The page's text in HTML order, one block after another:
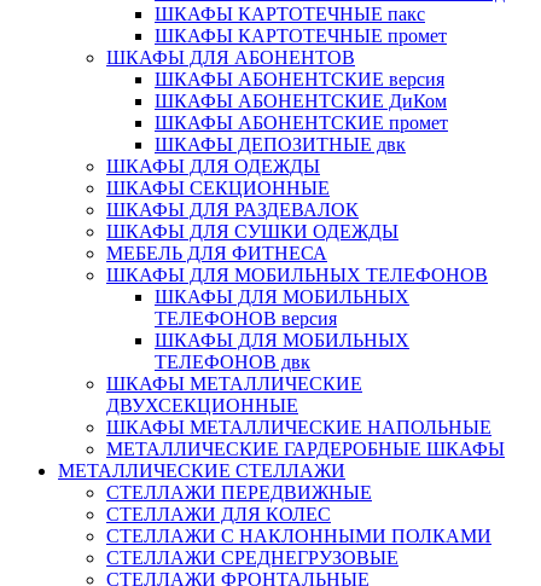
ШКАФЫ КАРТОТЕЧНЫЕ пакс
ШКАФЫ КАРТОТЕЧНЫЕ промет
ШКАФЫ ДЛЯ АБОНЕНТОВ
ШКАФЫ АБОНЕНТСКИЕ версия
ШКАФЫ АБОНЕНТСКИЕ ДиКом
ШКАФЫ АБОНЕНТСКИЕ промет
ШКАФЫ ДЕПОЗИТНЫЕ двк
ШКАФЫ ДЛЯ ОДЕЖДЫ
ШКАФЫ СЕКЦИОННЫЕ
ШКАФЫ ДЛЯ РАЗДЕВАЛОК
ШКАФЫ ДЛЯ СУШКИ ОДЕЖДЫ
МЕБЕЛЬ ДЛЯ ФИТНЕСА
ШКАФЫ ДЛЯ МОБИЛЬНЫХ ТЕЛЕФОНОВ
ШКАФЫ ДЛЯ МОБИЛЬНЫХ
ТЕЛЕФОНОВ версия
ШКАФЫ ДЛЯ МОБИЛЬНЫХ
ТЕЛЕФОНОВ двк
ШКАФЫ МЕТАЛЛИЧЕСКИЕ
ДВУХСЕКЦИОННЫЕ
ШКАФЫ МЕТАЛЛИЧЕСКИЕ НАПОЛЬНЫЕ
МЕТАЛЛИЧЕСКИЕ ГАРДЕРОБНЫЕ ШКАФЫ
МЕТАЛЛИЧЕСКИЕ СТЕЛЛАЖИ
СТЕЛЛАЖИ ПЕРЕДВИЖНЫЕ
СТЕЛЛАЖИ ДЛЯ КОЛЕС
СТЕЛЛАЖИ С НАКЛОННЫМИ ПОЛКАМИ
СТЕЛЛАЖИ СРЕДНЕГРУЗОВЫЕ
СТЕЛЛАЖИ ФРОНТАЛЬНЫЕ